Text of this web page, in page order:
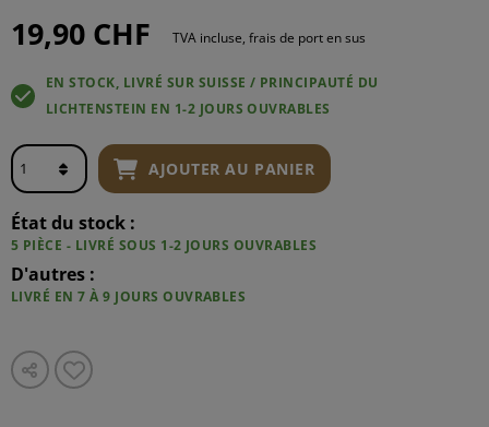
19,90 CHF TVA incluse, frais de port en sus
EN STOCK, LIVRÉ SUR SUISSE / PRINCIPAUTÉ DU
LICHTENSTEIN EN 1-2 JOURS OUVRABLES
AJOUTER AU PANIER
État du stock :
5 PIÈCE - LIVRÉ SOUS 1-2 JOURS OUVRABLES
D'autres :
LIVRÉ EN 7 À 9 JOURS OUVRABLES